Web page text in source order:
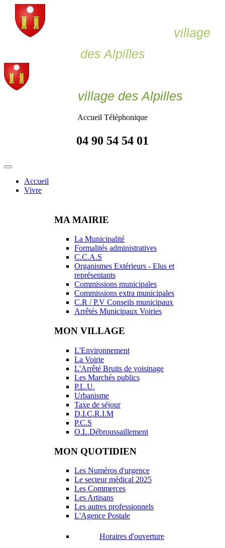
village
des Alpilles
village des Alpilles
Accueil Téléphonique
04 90 54 54 01
Accueil
Vivre
MA MAIRIE
La Municipalité
Formalités administratives
C.C.A.S
Organismes Extérieurs - Elus et
représentants
Commissions municipales
Commissions extra municipales
C.R / P.V Conseils municipaux
Arrêtés Municipaux Voiries
MON VILLAGE
L'Environnement
La Voirie
L'Arrêté Bruits de voisinage
Les Marchés publics
P.L.U.
Urbanisme
Taxe de séjour
D.I.C.R.I.M
P.C.S
O.L.Débroussaillement
MON QUOTIDIEN
Les Numéros d'urgence
Le secteur médical 2025
Les Commerces
Les Artisans
Les autres professionnels
L'Agence Postale
Horaires d'ouverture